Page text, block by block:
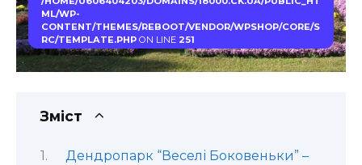
ML/WP-
CONTENT/THEMES/REBOOT/VENDOR/WPSHOP/CORE/S
RC/TEMPLATE.PHPON LINE 251
Зміст
Дендропарк “Веселі Боковеньки” –